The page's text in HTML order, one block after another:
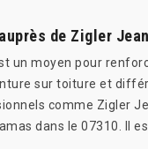
de Zigler
un moyen pour
sur toiture et
comme Zigler
dans le 07310. Il